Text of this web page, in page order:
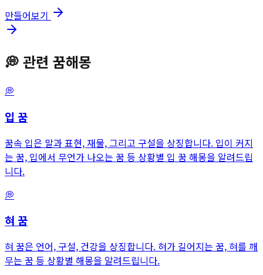
만들어보기
💭 관련 꿈해몽
💭
입 꿈
꿈속 입은 말과 표현, 재물, 그리고 구설을 상징합니다. 입이 커지
는 꿈, 입에서 무언가 나오는 꿈 등 상황별 입 꿈 해몽을 알려드립
니다.
💭
혀 꿈
혀 꿈은 언어, 구설, 건강을 상징합니다. 혀가 길어지는 꿈, 혀를 깨
무는 꿈 등 상황별 해몽을 알려드립니다.